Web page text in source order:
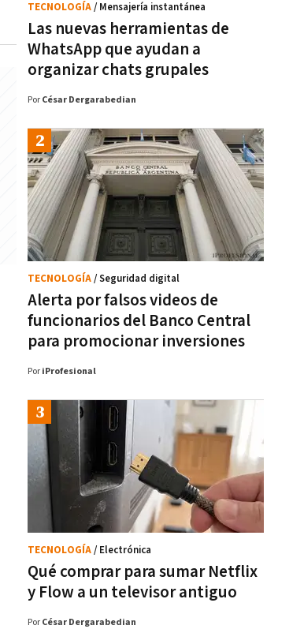
Las nuevas herramientas de
WhatsApp que ayudan a
organizar chats grupales
TECNOLOGÍA/ Mensajería instantánea
Por César Dergarabedian
Alerta por falsos videos de
funcionarios del Banco Central
para promocionar inversiones
TECNOLOGÍA/ Seguridad digital
Por iProfesional
Qué comprar para sumar Netflix
y Flow a un televisor antiguo
TECNOLOGÍA/ Electrónica
Por César Dergarabedian